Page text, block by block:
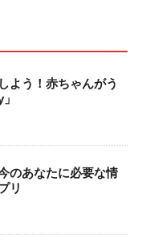
よう！赤ちゃんがう
のあなたに必要な情
リ